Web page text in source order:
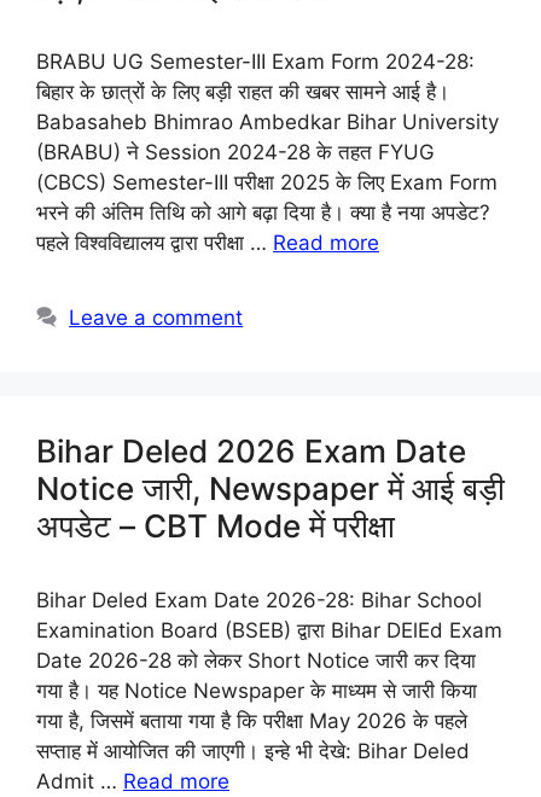
BRABU UG Semester-III Exam Form 2024-28:
बिहार के छात्रों के लिए बड़ी राहत की खबर सामने आई है।
Babasaheb Bhimrao Ambedkar Bihar University
(BRABU) ने Session 2024-28 के तहत FYUG
(CBCS) Semester-III परीक्षा 2025 के लिए Exam Form
भरने की अंतिम तिथि को आगे बढ़ा दिया है। क्या है नया अपडेट?
पहले विश्वविद्यालय द्वारा परीक्षा … Read more
Leave a comment
Bihar Deled 2026 Exam Date
Notice जारी, Newspaper में आई बड़ी
अपडेट – CBT Mode में परीक्षा
Bihar Deled Exam Date 2026-28: Bihar School
Examination Board (BSEB) द्वारा Bihar DElEd Exam
Date 2026-28 को लेकर Short Notice जारी कर दिया
गया है। यह Notice Newspaper के माध्यम से जारी किया
गया है, जिसमें बताया गया है कि परीक्षा May 2026 के पहले
सप्ताह में आयोजित की जाएगी। इन्हे भी देखे: Bihar Deled
Admit … Read more